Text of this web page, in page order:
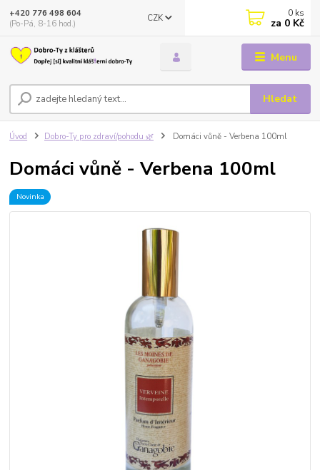
Menu
CZK
Hledat
+420 776 498 604
(Po-Pá, 8-16 hod.)
0 ks
za 0 Kč
Úvod Dobro-Ty pro zdraví/pohodu 🌿 Domáci vůně - Verbena 100ml
Domáci vůně - Verbena 100ml
Novinka